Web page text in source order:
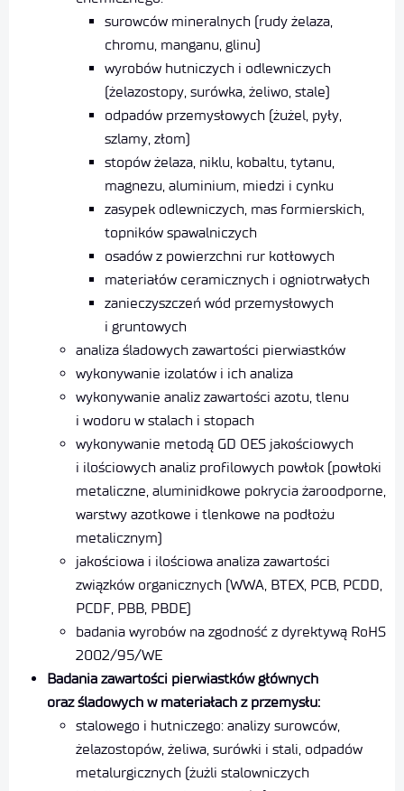
surowców mineralnych (rudy żelaza,
chromu, manganu, glinu)
wyrobów hutniczych i odlewniczych
(żelazostopy, surówka, żeliwo, stale)
odpadów przemysłowych (żużel, pyły,
szlamy, złom)
stopów żelaza, niklu, kobaltu, tytanu,
magnezu, aluminium, miedzi i cynku
zasypek odlewniczych, mas formierskich,
topników spawalniczych
osadów z powierzchni rur kotłowych
materiałów ceramicznych i ogniotrwałych
zanieczyszczeń wód przemysłowych
i gruntowych
analiza śladowych zawartości pierwiastków
wykonywanie izolatów i ich analiza
wykonywanie analiz zawartości azotu, tlenu
i wodoru w stalach i stopach
wykonywanie metodą GD OES jakościowych
i ilościowych analiz profilowych powłok (powłoki
metaliczne, aluminidkowe pokrycia żaroodporne,
warstwy azotkowe i tlenkowe na podłożu
metalicznym)
jakościowa i ilościowa analiza zawartości
związków organicznych (WWA, BTEX, PCB, PCDD,
PCDF, PBB, PBDE)
badania wyrobów na zgodność z dyrektywą RoHS
2002/95/WE
Badania zawartości pierwiastków głównych
oraz śladowych w materiałach z przemysłu:
stalowego i hutniczego: analizy surowców,
żelazostopów, żeliwa, surówki i stali, odpadów
metalurgicznych (żużli stalowniczych